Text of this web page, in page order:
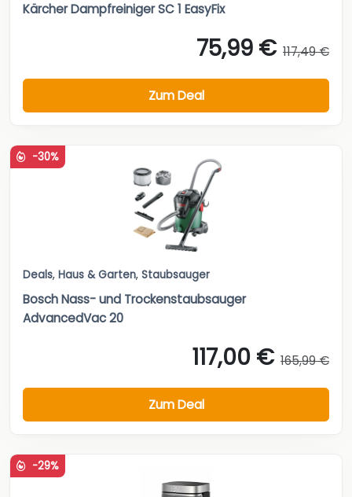
Kärcher Dampfreiniger SC 1 EasyFix
75,99 € 117,49 €
Zum Deal
-30%
Deals, Haus & Garten, Staubsauger
Bosch Nass- und Trockenstaubsauger
AdvancedVac 20
117,00 € 165,99 €
Zum Deal
-29%